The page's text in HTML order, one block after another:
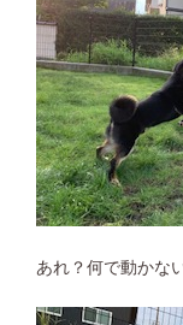
あれ？何で動かな